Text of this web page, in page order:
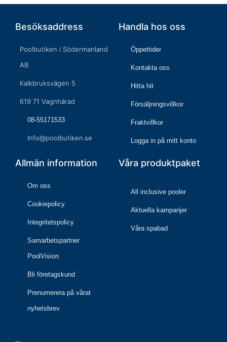
Besöksaddress
Poolbutiken i Södermanland
AB
Kalkbruksvägen 5
619 71 Vagnhärad
08-55171533
Info@poolbutiken.se
Handla hos oss
Öppettider
Kontakta oss
Hitta hit
Försäljningsvillkor
Fraktvillkor
Logga in på mitt konto
Allmän information
Om oss
Cookiepolicy
Integritetspolicy
Samarbetspartner
PoolVision
Bli företagskund
Prenumerera på vårat
nyhetsbrev
Våra produktpaket
All inclusive pooler
Aktuella kampanjer
Våra spabad